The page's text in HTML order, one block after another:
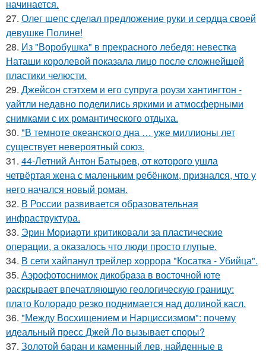
начинается.
27. Олег шепс сделал предложение руки и сердца своей
девушке Полине!
28. Из "Воробушка" в прекрасного лебедя: невестка
Наташи королевой показала лицо после сложнейшей
пластики челюсти.
29. Джейсон стэтхем и его супруга роузи хантингтон -
уайтли недавно поделились яркими и атмосферными
снимками с их романтического отдыха.
30. "В темноте океанского дна … уже миллионы лет
существует невероятный союз.
31. 44-Летний Антон Батырев, от которого ушла
четвёртая жена с маленьким ребёнком, признался, что у
него начался новый роман.
32. В России развивается образовательная
инфраструктура.
33. Эрин Мориарти критиковали за пластические
операции, а оказалось что люди просто глупые.
34. В сети хайпанул трейлер хоррора "Косатка - Убийца".
35. Аэрофотоснимок дикобpaза в восточной юте
раскрывает впечатляющую геологическую границу:
плато Колорадо резко поднимается над долиной касл.
36. "Между Восхищением и Нарциссизмом": почему
идеальный пресс Джей Ло вызывает споры?
37. Золотой баран и каменный лев, найденные в